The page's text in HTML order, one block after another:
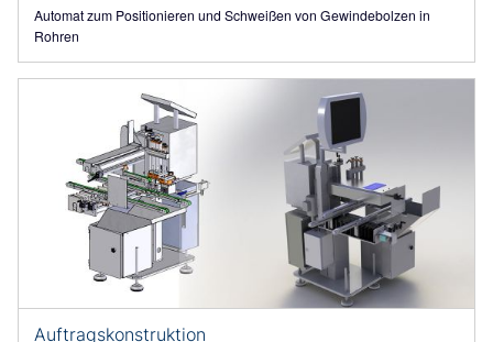
Automat zum Positionieren und Schweißen von Gewindebolzen in
Rohren
Auftragskonstruktion